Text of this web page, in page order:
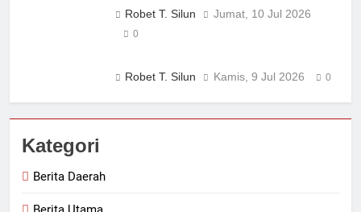
Robet T. Silun Jumat, 10 Jul 2026
0
Robet T. Silun Kamis, 9 Jul 2026 0
Kategori
Berita Daerah